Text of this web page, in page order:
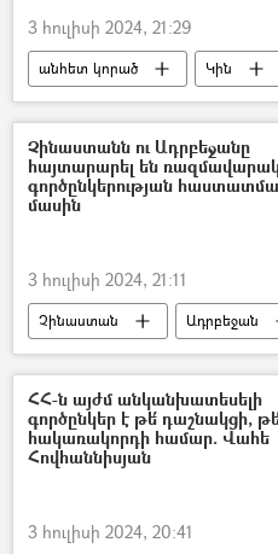
3 հուլիսի 2024, 21:29
անհետ կորած Կին
Չինաստանն ու Ադրբեջանը
հայտարարել են
գործընկերության
մասին
3 հուլիսի 2024, 21:11
Չինաստան Ադրբեջան
ՀՀ-ն այժմ անկանխատեսելի
գործընկեր է թե՛ դաշնակցի,
հակառակորդի համար. Վահե
Հովհաննիսյան
3 հուլիսի 2024, 20:41